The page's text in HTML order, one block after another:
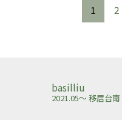
1 2
basilliu
2021.05～ 移居台南